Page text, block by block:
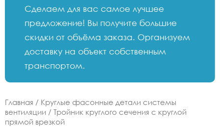
Сделаем для вас самое лучшее
предложение! Вы получите большие
скидки от объёма заказа. Организуем
доставку на объект собственным
транспортом.
Главная / Круглые фасонные детали системы
вентиляции / Тройник круглого сечения с круглой
прямой врезкой